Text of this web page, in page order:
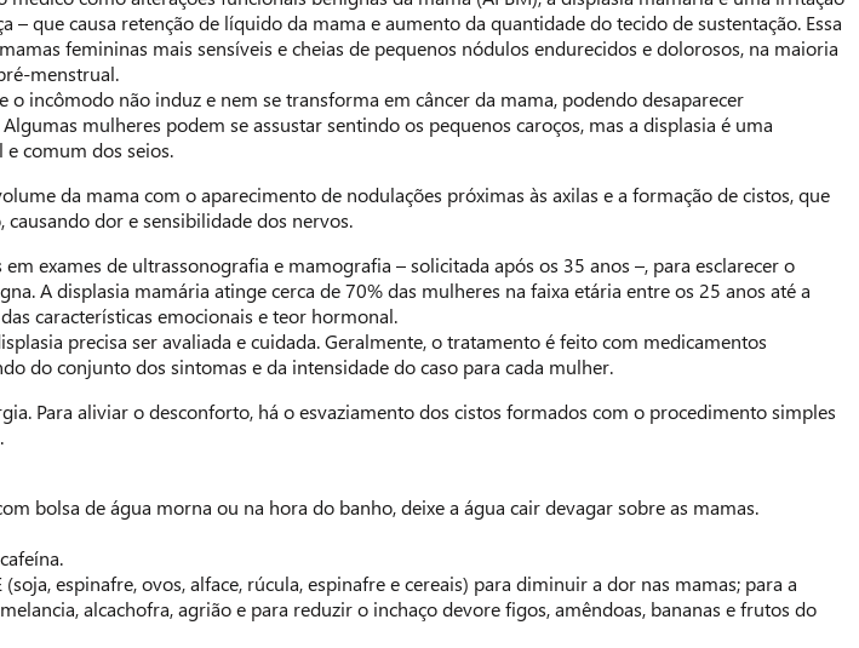
– que causa retenção de líquido da mama e aumento da quantidade do tecido de sustentação. Essa
femininas mais sensíveis e cheias de pequenos nódulos endurecidos e dolorosos, na maioria
menstrual.
o incômodo não induz e nem se transforma em câncer da mama, podendo desaparecer
mulheres podem se assustar sentindo os pequenos caroços, mas a displasia é uma
comum dos seios.
da mama com o aparecimento de nodulações próximas às axilas e a formação de cistos, que
dor e sensibilidade dos nervos.
exames de ultrassonografia e mamografia – solicitada após os 35 anos –, para esclarecer o
A displasia mamária atinge cerca de 70% das mulheres na faixa etária entre os 25 anos até a
características emocionais e teor hormonal.
precisa ser avaliada e cuidada. Geralmente, o tratamento é feito com medicamentos
do conjunto dos sintomas e da intensidade do caso para cada mulher.
Para aliviar o desconforto, há o esvaziamento dos cistos formados com o procedimento simples
bolsa de água morna ou na hora do banho, deixe a água cair devagar sobre as mamas.
espinafre, ovos, alface, rúcula, espinafre e cereais) para diminuir a dor nas mamas; para a
alcachofra, agrião e para reduzir o inchaço devore figos, amêndoas, bananas e frutos do